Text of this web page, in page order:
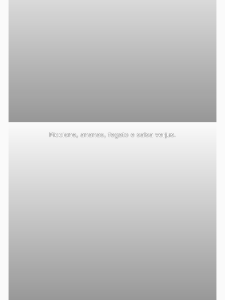
Piccione, ananas, fegato e salsa verjus.